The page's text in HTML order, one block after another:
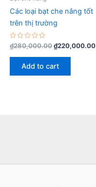
Các loại bạt che nắng tốt
trên thị trường
Rated
0
out
₫280,000.00₫220,000.00
Add to cart